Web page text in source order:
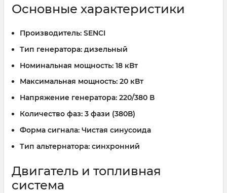
Основные характеристики
Производитель: SENCI
Тип генератора: дизельный
Номинальная мощность: 18 кВт
Максимальная мощность: 20 кВт
Напряжение генератора: 220/380 В
Количество фаз: 3 фази (380В)
Форма сигнала: Чистая синусоида
Тип альтернатора: синхронний
Двигатель и топливная
система